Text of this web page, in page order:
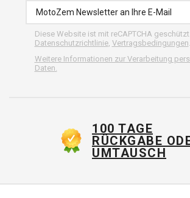
Diese Website ist mit reCAPTCHA geschützt.
Datenschutzrichtlinie, Vertragsbedingungen
Weitere Informationen zur Verarbeitung
Daten.
100 TAGE
RÜCKGABE
UMTAUSCH